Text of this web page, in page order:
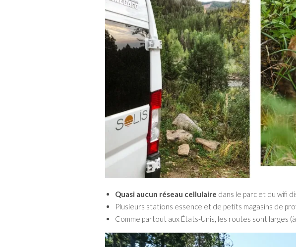
Quasi aucun réseau cellulaire dans le parc et du wifi
Plusieurs stations essence et de petits magasins de
Comme partout aux États-Unis, les routes sont larges